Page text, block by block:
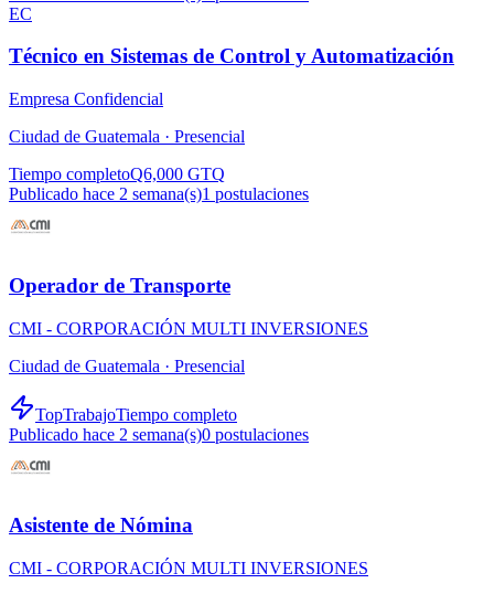
EC
Técnico en Sistemas de Control y Automatización
Empresa Confidencial
Ciudad de Guatemala · Presencial
Tiempo completoQ6,000 GTQ
Publicado hace 2 semana(s)1 postulaciones
Operador de Transporte
CMI - CORPORACIÓN MULTI INVERSIONES
Ciudad de Guatemala · Presencial
TopTrabajoTiempo completo
Publicado hace 2 semana(s)0 postulaciones
Asistente de Nómina
CMI - CORPORACIÓN MULTI INVERSIONES